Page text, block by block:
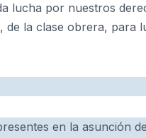
lucha por nuestros
de la clase obrera, para
en la asunción